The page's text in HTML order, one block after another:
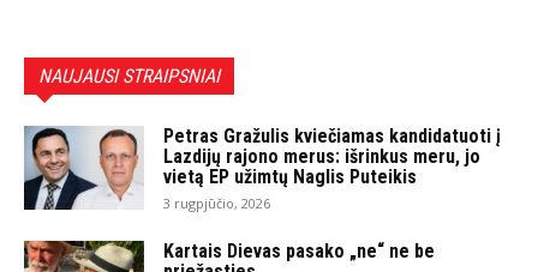
NAUJAUSI STRAIPSNIAI
Petras Gražulis kviečiamas kandidatuoti į
Lazdijų rajono merus: išrinkus meru, jo
vietą EP užimtų Naglis Puteikis
3 rugpjūčio, 2026
Kartais Dievas pasako „ne“ ne be